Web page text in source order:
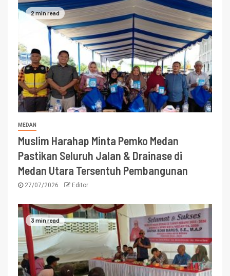
2 min read
MEDAN
Muslim Harahap Minta Pemko Medan
Pastikan Seluruh Jalan & Drainase di
Medan Utara Tersentuh Pembangunan
27/07/2026 Editor
3 min read